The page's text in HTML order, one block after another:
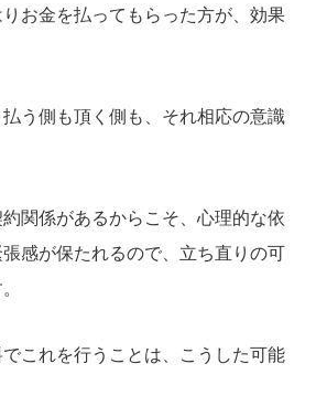
お金を払ってもらった方が、効果
う側も頂く側も、それ相応の意識
関係があるからこそ、心理的な依
感が保たれるので、立ち直りの可
これを行うことは、こうした可能